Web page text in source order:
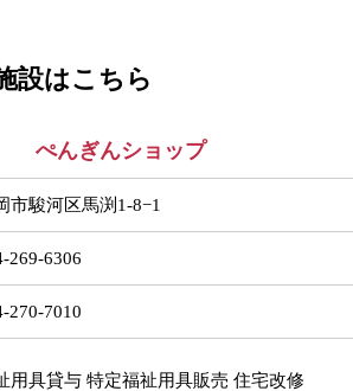
設はこちら
ぺんぎんショップ
市駿河区馬渕1-8−1
269-6306
270-7010
用具貸与 特定福祉用具販売 住宅改修